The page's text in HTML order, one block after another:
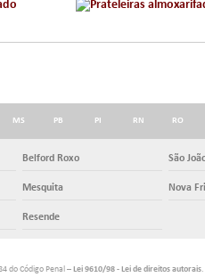
MS PB PI RN RO
Belford Roxo São
Mesquita Nova
Resende
do Código Penal –Lei 9610/98 - Lei de direitos autorais.